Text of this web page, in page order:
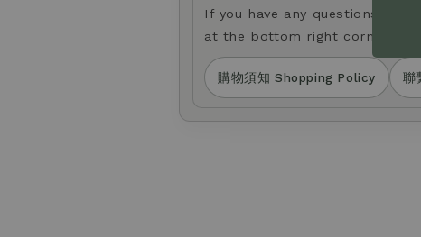
If you have any questions
at the bottom right corner of
購物須知 Shopping Policy 聯